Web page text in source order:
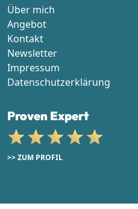
Über mich
Angebot
Kontakt
Newsletter
Impressum
Datenschutzerklärung
Proven Expert
>> ZUM PROFIL